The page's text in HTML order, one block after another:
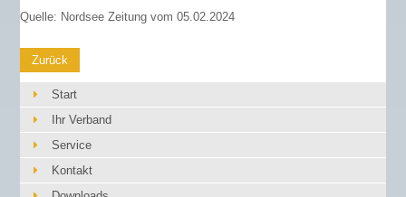
Quelle: Nordsee Zeitung vom 05.02.2024
Zurück
Start
Ihr Verband
Service
Kontakt